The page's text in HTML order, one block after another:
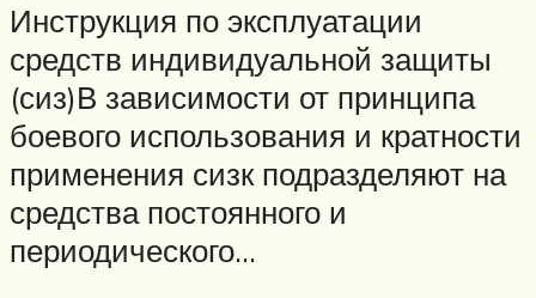
Инструкция по эксплуатации
средств индивидуальной защиты
(сиз)В зависимости от принципа
боевого использования и кратности
применения сизк подразделяют на
средства постоянного и
периодического…